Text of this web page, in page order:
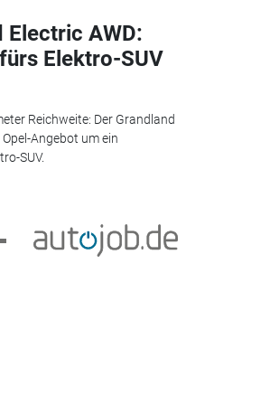
Electric AWD:
Elektro-SUV
Reichweite: Der Grandland
Angebot um ein
SUV.